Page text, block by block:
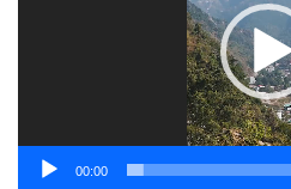
00:00